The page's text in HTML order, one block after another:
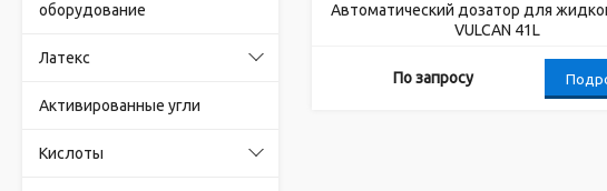
оборудование
Латекс
Активированные угли
Кислоты
Автоматический дозатор для
VULCAN 41L
По запросу